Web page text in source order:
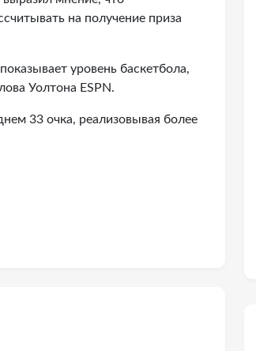
на получение приза
уровень баскетбола,
Уолтона ESPN.
33 очка, реализовывая более